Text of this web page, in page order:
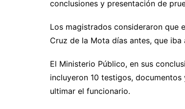
conclusiones y presentación de
Los magistrados consideraron que
Cruz de la Mota días antes, que iba
El Ministerio Público, en sus
incluyeron 10 testigos,
ultimar el funcionario.